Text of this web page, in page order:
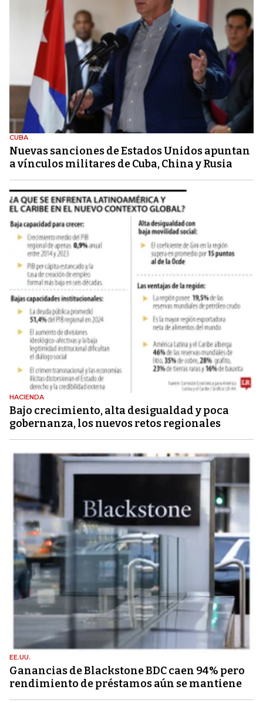
CUBA
Nuevas sanciones de Estados Unidos apuntan
a vínculos militares de Cuba, China y Rusia
HACIENDA
Bajo crecimiento, alta desigualdad y poca
gobernanza, los nuevos retos regionales
EE.UU.
Ganancias de Blackstone BDC caen 94% pero
rendimiento de préstamos aún se mantiene